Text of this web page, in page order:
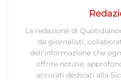
La redazione di
da giornalisti,
dell’informazione che
offrire notizie,
accurati dedicati alla